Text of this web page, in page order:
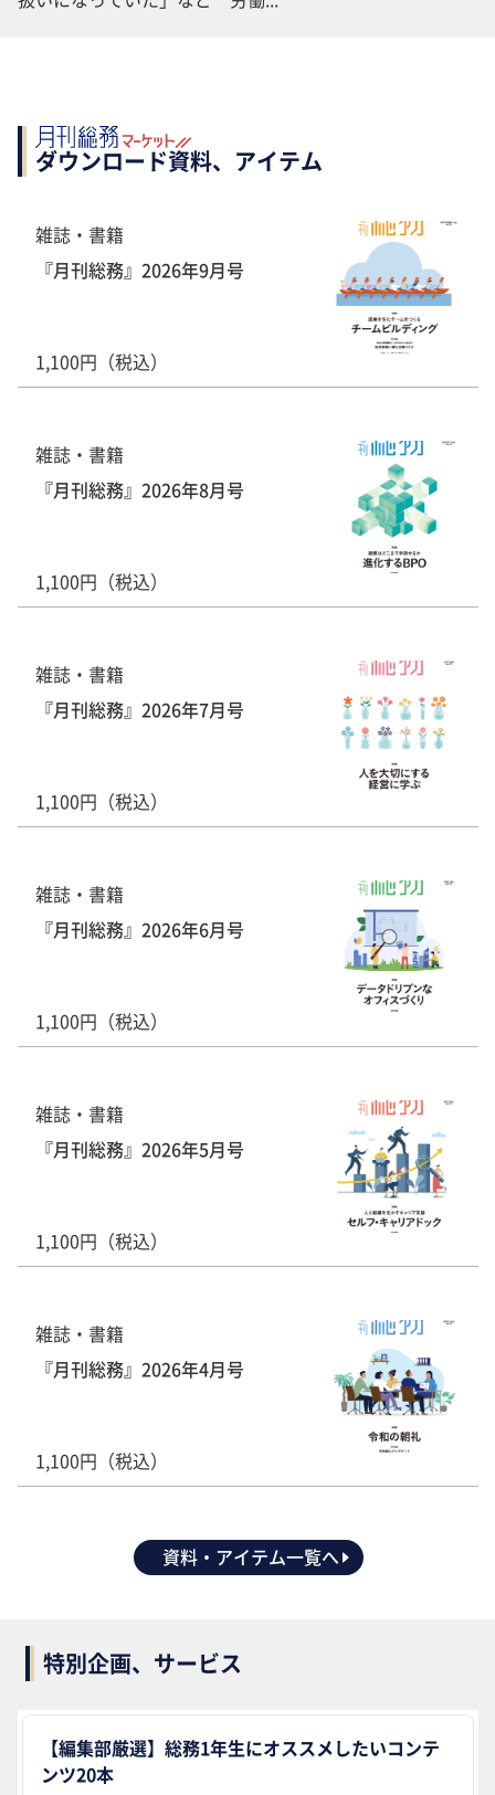
ダウンロード資料、アイテム
雑誌・書籍
『月刊総務』2026年9月号
1,100円（税込）
雑誌・書籍
『月刊総務』2026年8月号
1,100円（税込）
雑誌・書籍
『月刊総務』2026年7月号
1,100円（税込）
雑誌・書籍
『月刊総務』2026年6月号
1,100円（税込）
雑誌・書籍
『月刊総務』2026年5月号
1,100円（税込）
雑誌・書籍
『月刊総務』2026年4月号
1,100円（税込）
資料・アイテム一覧へ
特別企画、サービス
【編集部厳選】総務1年生にオススメしたいコンテ
ンツ20本